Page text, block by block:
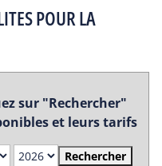
POUR LA
sur "Rechercher"
et leurs tarifs
Rechercher